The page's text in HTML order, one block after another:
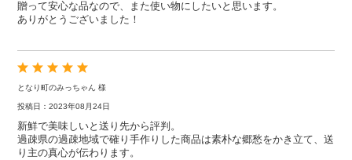
贈って安心な品なので、また使い物にしたいと思います。
ありがとうございました！
となり町のみっちゃん 様
投稿日：2023年08月24日
新鮮で美味しいと送り先から評判。
過疎県の過疎地域で確り手作りした商品は素朴な郷愁をかき立て、送
り主の真心が伝わります。